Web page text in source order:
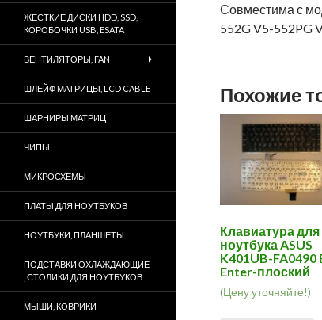
Совместима с
552G V5-552PG
Похожие
Клавиатура для
ноутбука ASUS
K401UB-FA0490
Enter-плоский
(Цену уточняйте!)
ЖЕСТКИЕ ДИСКИ HDD, SSD,
КОРОБОЧКИ USB, ESATA
ВЕНТИЛЯТОРЫ, FAN
ШЛЕЙФ МАТРИЦЫ, LCD CABLE
ШАРНИРЫ МАТРИЦ
ЧИПЫ
МИКРОСХЕМЫ
ПЛАТЫ ДЛЯ НОУТБУКОВ
НОУТБУКИ, ПЛАНШЕТЫ
ПОДСТАВКИ ОХЛАЖДАЮЩИЕ
, СТОЛИКИ ДЛЯ НОУТБУКОВ
МЫШИ, КОВРИКИ